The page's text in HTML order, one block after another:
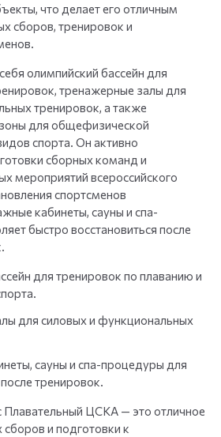
что делает его отличным
сборов, тренировок и
олимпийский бассейн для
тренажерные залы для
тренировок, а также
для общефизической
спорта. Он активно
сборных команд и
мероприятий всероссийского
спортсменов
кабинеты, сауны и спа-
быстро восстановиться после
для тренировок по плаванию и
для силовых и функциональных
сауны и спа-процедуры для
тренировок.
Плавательный ЦСКА — это отличное
и подготовки к